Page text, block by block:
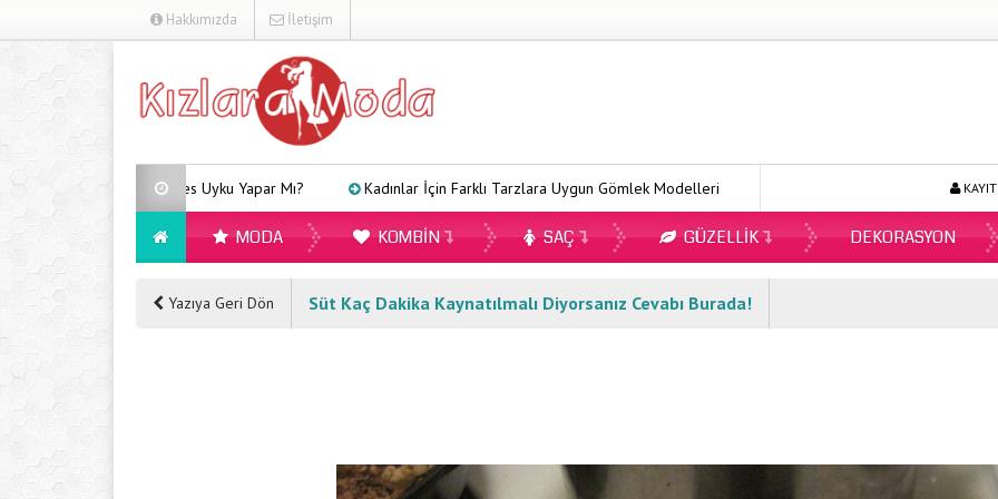
Hakkımızda İletişim
Arveles Uyku Yapar Mı? Kadınlar İçin Farklı Tarzlara Uygun Gömlek Modelleri Ecopirin Reçetesiz Alınır Mı 2026?
MODA KOMBIN SAÇ GÜZELLIK DEKORASYON
Yazıya Geri Dön Süt Kaç Dakika Kaynatılmalı Diyorsanız Cevabı Burada!